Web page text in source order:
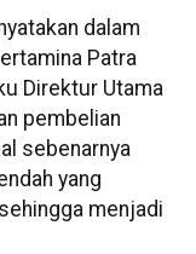
dalam
Patra
Direktur Utama
pembelian
sebenarnya
yang
menjadi